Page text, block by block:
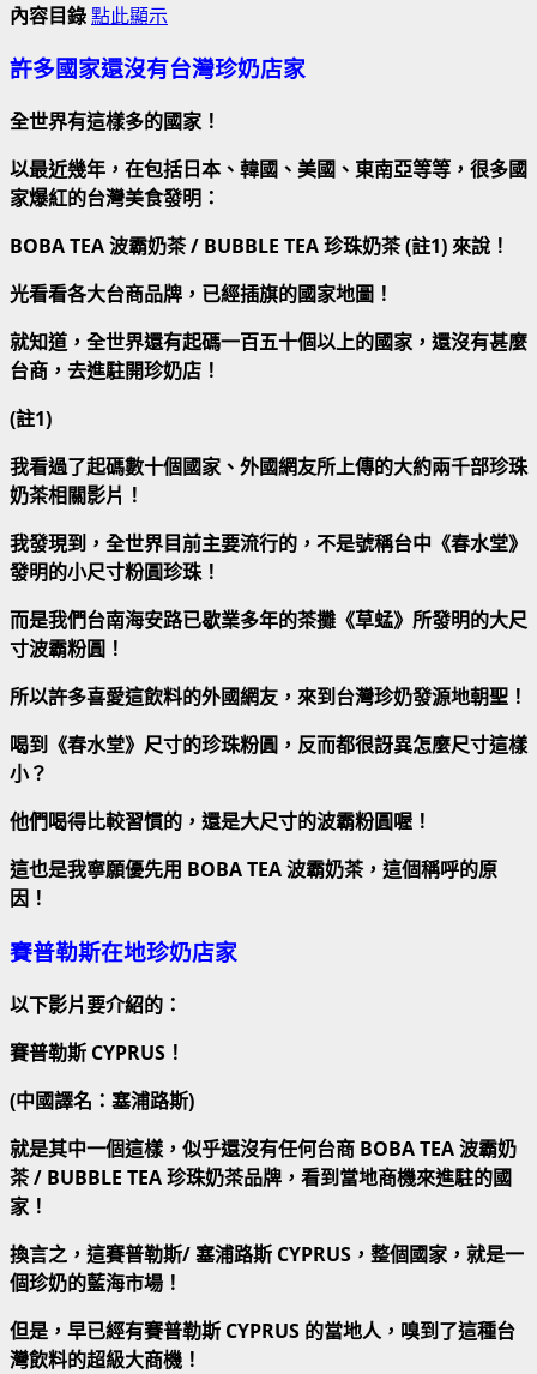
內容目錄點此顯示
許多國家還沒有台灣珍奶店家
全世界有這樣多的國家！
以最近幾年，在包括日本、韓國、美國、東南亞等等，很多國
家爆紅的台灣美食發明：
BOBA TEA 波霸奶茶 / BUBBLE TEA 珍珠奶茶 (註1) 來說！
光看看各大台商品牌，已經插旗的國家地圖！
就知道，全世界還有起碼一百五十個以上的國家，還沒有甚麼
台商，去進駐開珍奶店！
(註1)
我看過了起碼數十個國家、外國網友所上傳的大約兩千部珍珠
奶茶相關影片！
我發現到，全世界目前主要流行的，不是號稱台中《春水堂》
發明的小尺寸粉圓珍珠！
而是我們台南海安路已歇業多年的茶攤《草蜢》所發明的大尺
寸波霸粉圓！
所以許多喜愛這飲料的外國網友，來到台灣珍奶發源地朝聖！
喝到《春水堂》尺寸的珍珠粉圓，反而都很訝異怎麼尺寸這樣
小？
他們喝得比較習慣的，還是大尺寸的波霸粉圓喔！
這也是我寧願優先用 BOBA TEA 波霸奶茶，這個稱呼的原
因！
賽普勒斯在地珍奶店家
以下影片要介紹的：
賽普勒斯 CYPRUS！
(中國譯名：塞浦路斯)
就是其中一個這樣，似乎還沒有任何台商 BOBA TEA 波霸奶
茶 / BUBBLE TEA 珍珠奶茶品牌，看到當地商機來進駐的國
家！
換言之，這賽普勒斯/ 塞浦路斯 CYPRUS，整個國家，就是一
個珍奶的藍海市場！
但是，早已經有賽普勒斯 CYPRUS 的當地人，嗅到了這種台
灣飲料的超級大商機！